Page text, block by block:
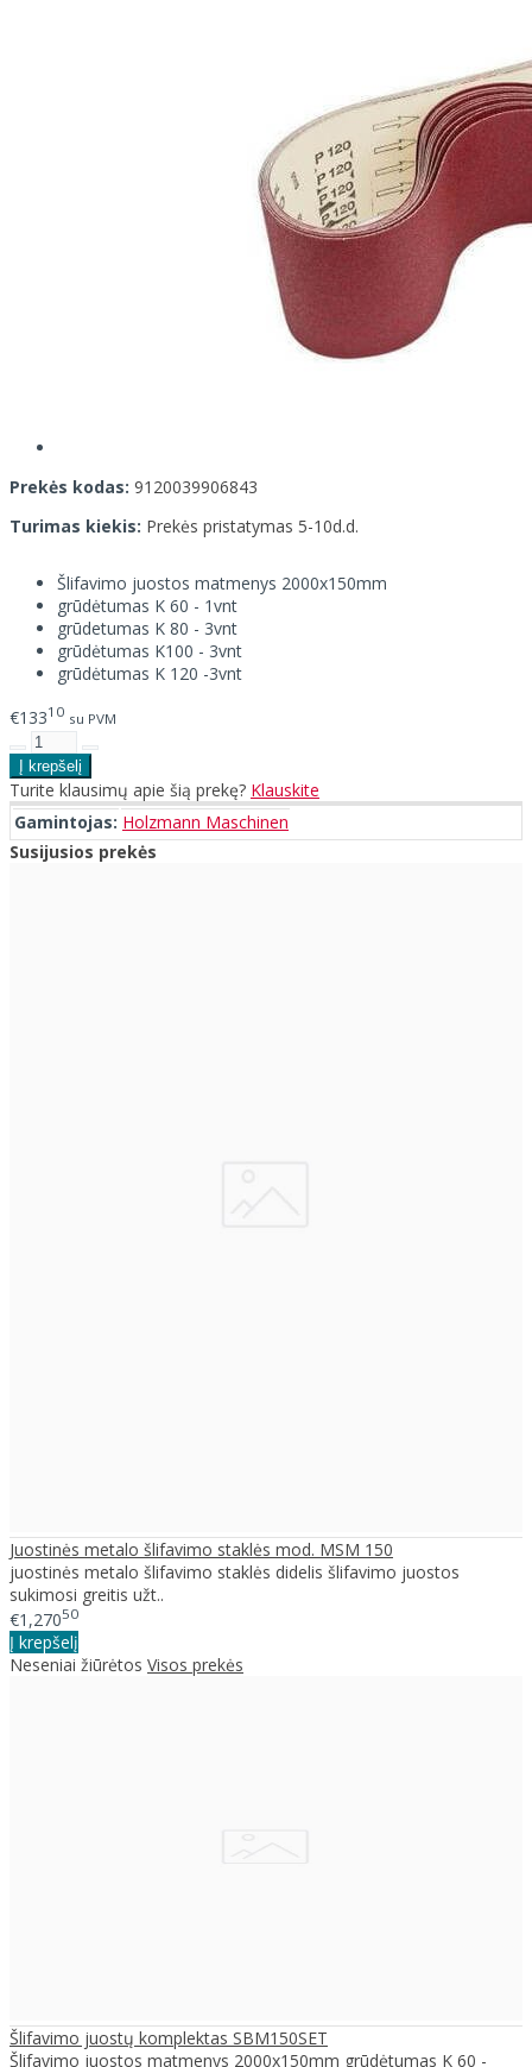
Prekės kodas: 9120039906843
Turimas kiekis: Prekės pristatymas 5-10d.d.
Šlifavimo juostos matmenys 2000x150mm
grūdėtumas K 60 - 1vnt
grūdetumas K 80 - 3vnt
grūdėtumas K100 - 3vnt
grūdėtumas K 120 -3vnt
€13310 su PVM
Turite klausimų apie šią prekę? Klauskite
Gamintojas: Holzmann Maschinen
Susijusios prekės
Juostinės metalo šlifavimo staklės mod. MSM 150
juostinės metalo šlifavimo staklės didelis šlifavimo juostos
sukimosi greitis užt..
€1,27050
Į krepšelį
Neseniai žiūrėtos Visos prekės
Šlifavimo juostų komplektas SBM150SET
Šlifavimo juostos matmenys 2000x150mm grūdėtumas K 60 -